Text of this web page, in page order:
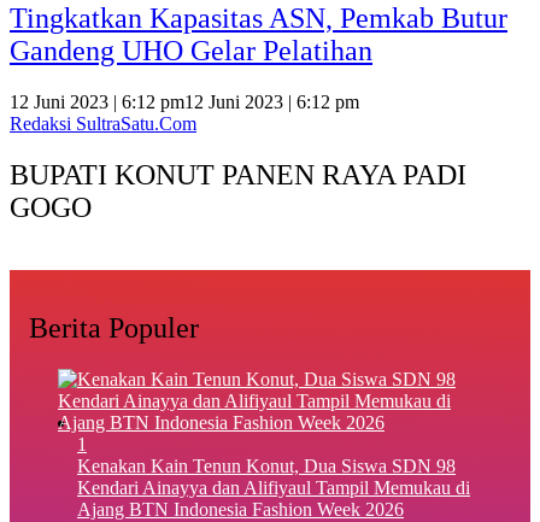
Tingkatkan Kapasitas ASN, Pemkab Butur
Gandeng UHO Gelar Pelatihan
12 Juni 2023 | 6:12 pm12 Juni 2023 | 6:12 pm
Redaksi SultraSatu.Com
BUPATI KONUT PANEN RAYA PADI
GOGO
Berita Populer
1
‎Kenakan Kain Tenun Konut, Dua Siswa SDN 98
Kendari Ainayya dan Alifiyaul Tampil Memukau di
Ajang BTN Indonesia Fashion Week 2026